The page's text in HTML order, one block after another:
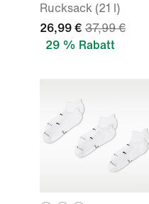
Rucksack (21 l)
26,99 € 37,99 €
29 % Rabatt